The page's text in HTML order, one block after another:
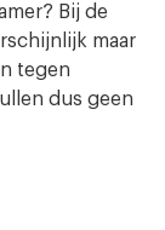
Bij de
maar
tegen
dus geen